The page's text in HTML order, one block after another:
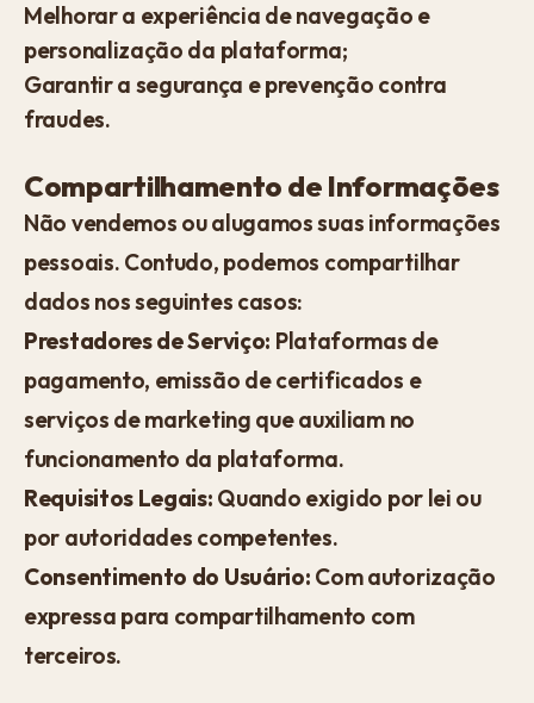
Melhorar a experiência de navegação e
personalização da plataforma;
Garantir a segurança e prevenção contra
fraudes.
Compartilhamento de Informações
Não vendemos ou alugamos suas informações
pessoais. Contudo, podemos compartilhar
dados nos seguintes casos:
Prestadores de Serviço: Plataformas de
pagamento, emissão de certificados e
serviços de marketing que auxiliam no
funcionamento da plataforma.
Requisitos Legais: Quando exigido por lei ou
por autoridades competentes.
Consentimento do Usuário: Com autorização
expressa para compartilhamento com
terceiros.